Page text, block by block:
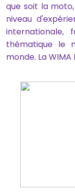
que soit la
niveau
internationale,
thématique le
monde. La